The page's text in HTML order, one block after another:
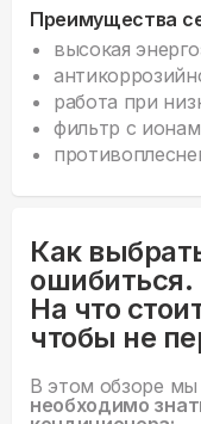
Преимущества
высокая
работа при
фильтр с
Как
ошибиться.
На что
чтобы не
В этом обзоре
необходимо